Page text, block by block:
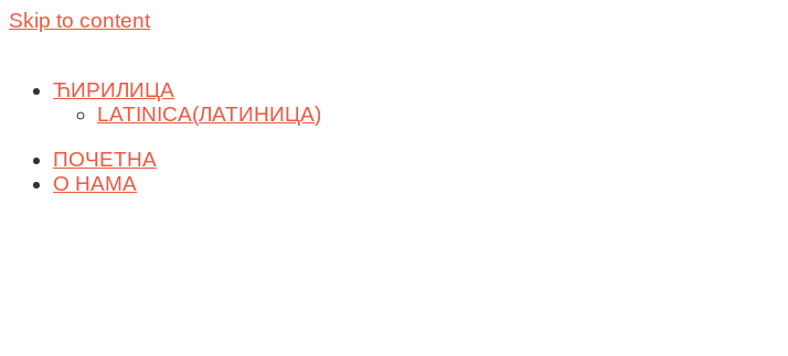
Skip to content
ЋИРИЛИЦА
LATINICA(ЛАТИНИЦА)
ПОЧЕТНА
О НАМА